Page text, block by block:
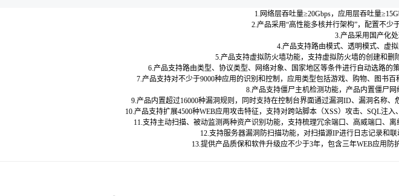
1.网络层吞吐量≥20Gbps，应用层吞吐量
2.产品采用“高性能多核并行架构”，配置不少
3.产品采用国产化
4.产品支持路由模式、透明模式、虚
5.产品支持虚拟防火墙功能，支持虚拟防火墙的创建和删
6.产品支持路由类型、协议类型、网络对象、国家地区等条件进行自动选路的
7.产品支持对不少于9000种应用的识别和控制，应用类型包括游戏、购物、图书
8.产品支持僵尸主机检测功能，产品内置僵尸
9.产品内置超过16000种漏洞规则，同时支持在控制台界面通过漏洞ID、漏洞名称
10.产品支持扩展4500种WEB应用攻击特征，支持对跨站脚本（XSS）攻击、SQL注
11.支持主动扫描、被动监测两种资产识别功能，支持梳理冗余端口、高威端口、
12.支持服务器漏洞防扫描功能，对扫描源IP进行日志记录和
13.提供产品质保和软件升级应不少于3年，包含三年WEB应用